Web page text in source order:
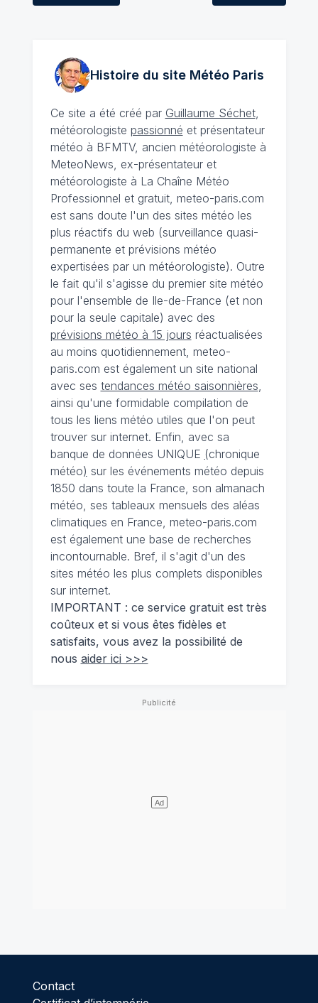
Histoire du site MétéoParis
Ce site a été créé par Guillaume Séchet,
météorologiste passionné et présentateur
météo à BFMTV, ancien météorologiste à
MeteoNews, ex-présentateur et
météorologiste à La Chaîne Météo
Professionnel et gratuit, meteo-paris.com
est sans doute l'un des sites météo les
plus réactifs du web (surveillance quasi-
permanente et prévisions météo
expertisées par un météorologiste). Outre
le fait qu'il s'agisse du premier site météo
pour l'ensemble de Ile-de-France (et non
pour la seule capitale) avec des
prévisions météo à 15 jours réactualisées
au moins quotidiennement, meteo-
paris.com est également un site national
avec ses tendances météo saisonnières
ainsi qu'une formidable compilation de
tous les liens météo utiles que l'on peut
trouver sur internet. Enfin, avec sa
banque de données UNIQUE (chronique
météo) sur les événements météo depuis
1850 dans toute la France, son almanach
météo, ses tableaux mensuels des aléas
climatiques en France, meteo-paris.com
est également une base de recherches
incontournable. Bref, il s'agit d'un des
sites météo les plus complets disponibles
sur internet.
IMPORTANT : ce service gratuit est très
coûteux et si vous êtes fidèles et
satisfaits, vous avez la possibilité de
nous aider ici >>>
Contact